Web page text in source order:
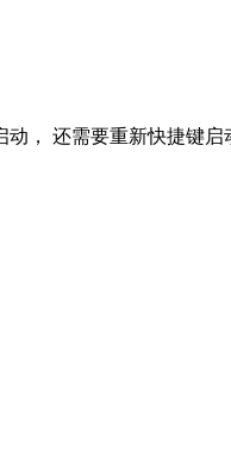
， 还需要重新快捷键